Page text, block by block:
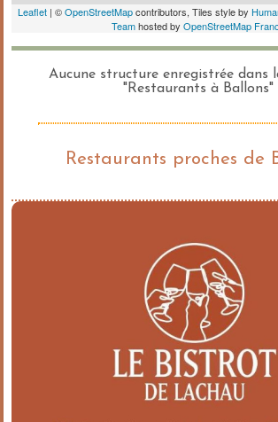
Aucune structure enregistrée dans
"Restaurants à Ballons"
Restaurants proches de